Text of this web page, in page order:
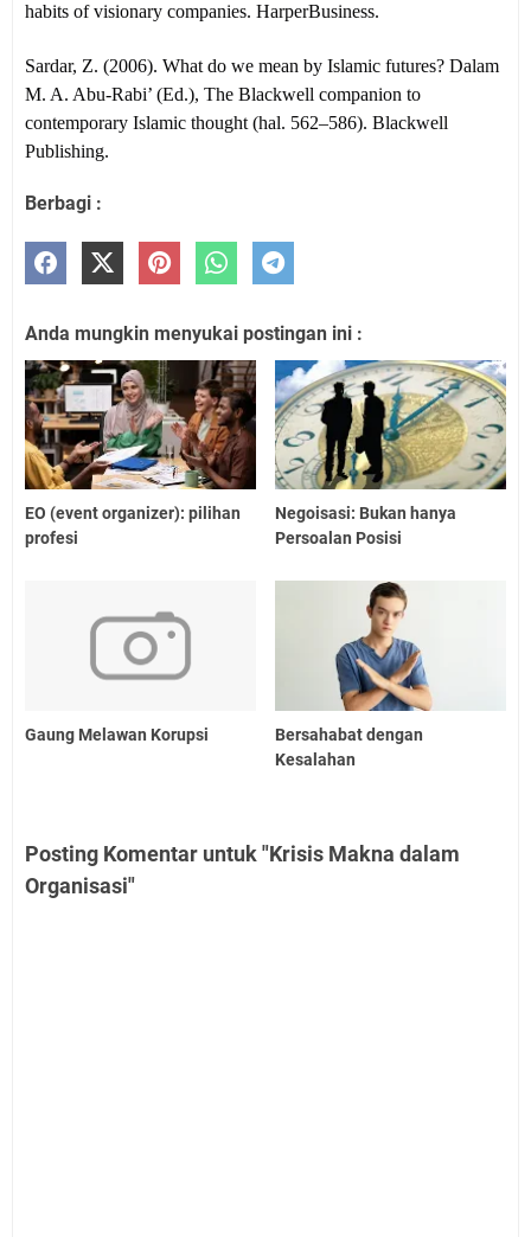
habits of visionary companies. HarperBusiness.
Sardar, Z. (2006). What do we mean by Islamic futures? Dalam
M. A. Abu-Rabi’ (Ed.), The Blackwell companion to
contemporary Islamic thought (hal. 562–586). Blackwell
Publishing.
Berbagi :
Anda mungkin menyukai postingan ini :
EO (event organizer): pilihan
profesi
Negoisasi: Bukan hanya
Persoalan Posisi
Gaung Melawan Korupsi
Bersahabat dengan
Kesalahan
Posting Komentar untuk "Krisis Makna dalam
Organisasi"